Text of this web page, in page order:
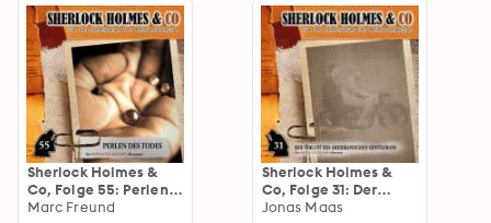
Sherlock Holmes &
Co, Folge 55: Perlen
des Todes
Marc Freund
Sherlock Holmes &
Co, Folge 31: Der
Verlust des
Jonas Maas